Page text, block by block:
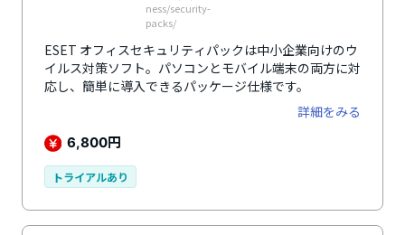
ness/security-
packs/
ESET オフィスセキュリティパックは中小企業向けのウ
イルス対策ソフト。パソコンとモバイル端末の両方に対
応し、簡単に導入できるパッケージ仕様です。
詳細をみる
6,800円
トライアルあり